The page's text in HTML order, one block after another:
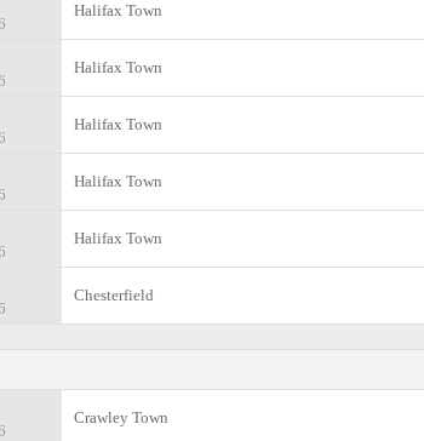
Halifax Town
Halifax Town
Halifax Town
Halifax Town
Halifax Town
Chesterfield
Crawley Town